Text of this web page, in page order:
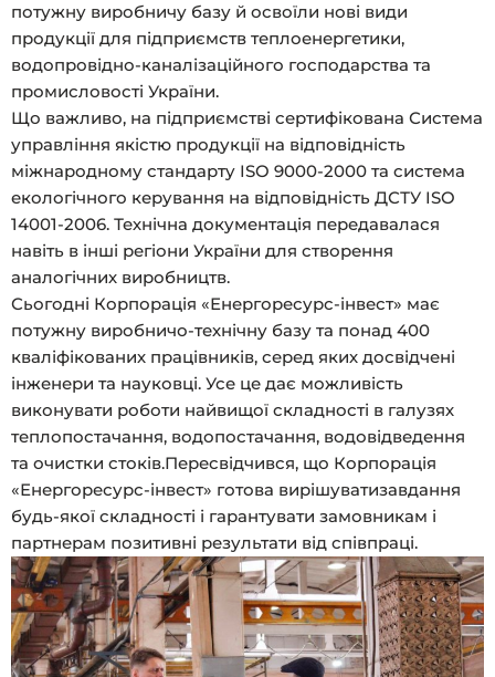
потужну виробничу базу й освоїли нові види
продукції для підприємств теплоенергетики,
водопровідно-каналізаційного господарства та
промисловості України.
Що важливо, на підприємстві сертифікована Система
управління якістю продукції на відповідність
міжнародному стандарту ISO 9000-2000 та система
екологічного керування на відповідність ДСТУ ISO
14001-2006. Технічна документація передавалася
навіть в інші регіони України для створення
аналогічних виробництв.
Сьогодні Корпорація «Енергоресурс-інвест» має
потужну виробничо-технічну базу та понад 400
кваліфікованих працівників, серед яких досвідчені
інженери та науковці. Усе це дає можливість
виконувати роботи найвищої складності в галузях
теплопостачання, водопостачання, водовідведення
та очистки стоків.Пересвідчився, що Корпорація
«Енергоресурс-інвест» готова вирішуватизавдання
будь-якої складності і гарантувати замовникам і
партнерам позитивні результати від співпраці.